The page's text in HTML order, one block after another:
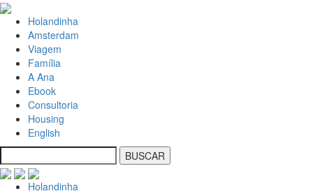
Holandinha
Amsterdam
Viagem
Família
A Ana
Ebook
Consultoria
Housing
English
Holandinha